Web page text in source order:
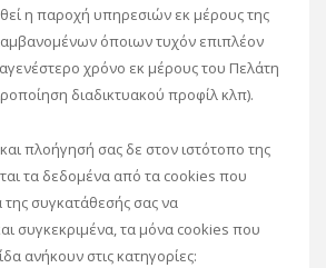
η παροχή υπηρεσιών εκ μέρους της
όποιων τυχόν επιπλέον
χρόνο εκ μέρους του Πελάτη
διαδικτυακού προφίλ κλπ).
πλοήγησή σας δε στον ιστότοπο της
τα δεδομένα από τα cookies που
της συγκατάθεσής σας να
συγκεκριμένα, τα μόνα cookies που
ανήκουν στις κατηγορίες: